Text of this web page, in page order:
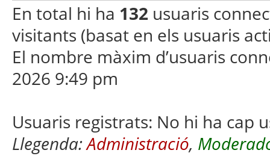
En total hi ha 132 usuaris
visitants (basat en els usuaris
El nombre màxim d’usuaris
2026 9:49 pm
Usuaris registrats: No hi ha cap
Llegenda:Administració,